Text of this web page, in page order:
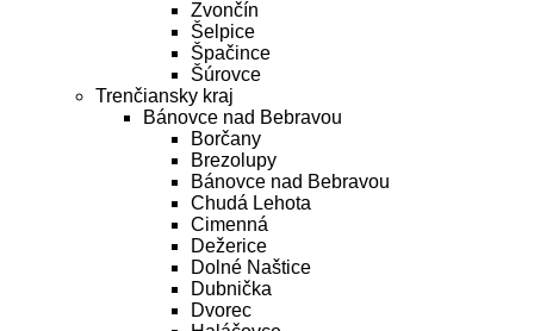
Zvončín
Šelpice
Špačince
Šúrovce
Trenčiansky kraj
Bánovce nad Bebravou
Borčany
Brezolupy
Bánovce nad Bebravou
Chudá Lehota
Cimenná
Dežerice
Dolné Naštice
Dubnička
Dvorec